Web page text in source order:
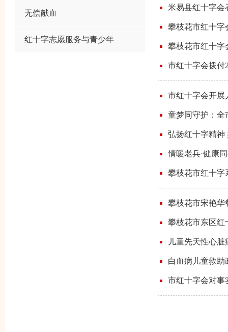
无偿献血
红十字志愿服务与青少年
米易县红十字会
攀枝花市红十字
攀枝花市红十字
市红十字会拨付
市红十字会开展
童梦同守护：全
弘扬红十字精神
情暖老兵·健康
攀枝花市红十字
攀枝花市宋艳华
攀枝花市东区红
儿童先天性心
白血病儿童救助
市红十字会对事